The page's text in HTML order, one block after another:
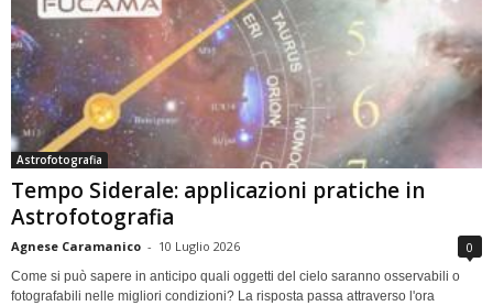
Astrofotografia
Tempo Siderale: applicazioni pratiche in
Astrofotografia
Agnese Caramanico - 10 Luglio 2026 0
Come si può sapere in anticipo quali oggetti del cielo saranno osservabili o
fotografabili nelle migliori condizioni? La risposta passa attraverso l'ora